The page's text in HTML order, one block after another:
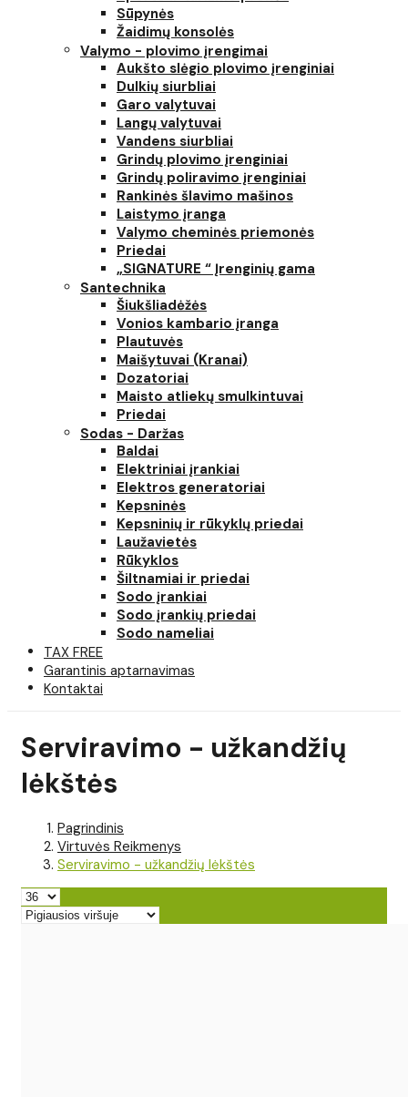
Sūpynės
Žaidimų konsolės
Valymo - plovimo įrengimai
Aukšto slėgio plovimo įrenginiai
Dulkių siurbliai
Garo valytuvai
Langų valytuvai
Vandens siurbliai
Grindų plovimo įrenginiai
Grindų poliravimo įrenginiai
Rankinės šlavimo mašinos
Laistymo įranga
Valymo cheminės priemonės
Priedai
„SIGNATURE “ Įrenginių gama
Santechnika
Šiukšliadėžės
Vonios kambario įranga
Plautuvės
Maišytuvai (Kranai)
Dozatoriai
Maisto atliekų smulkintuvai
Priedai
Sodas - Daržas
Baldai
Elektriniai įrankiai
Elektros generatoriai
Kepsninės
Kepsninių ir rūkyklų priedai
Laužavietės
Rūkyklos
Šiltnamiai ir priedai
Sodo įrankiai
Sodo įrankių priedai
Sodo nameliai
TAX FREE
Garantinis aptarnavimas
Kontaktai
Serviravimo - užkandžių
lėkštės
Pagrindinis
Virtuvės Reikmenys
Serviravimo - užkandžių lėkštės